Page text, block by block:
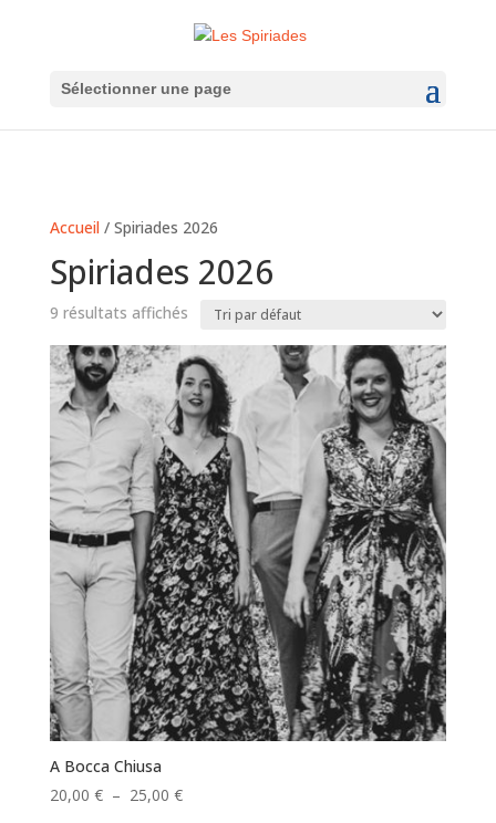
Sélectionner une page
Accueil/ Spiriades 2026
Spiriades 2026
9 résultats affichés
A Bocca Chiusa
20,00 € – 25,00 €Plage